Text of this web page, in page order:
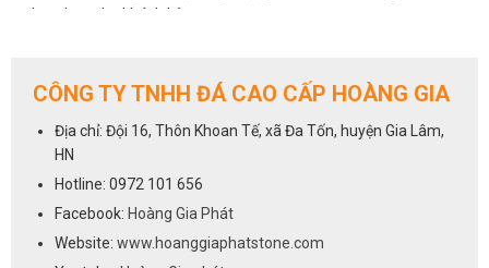
sự lựa chọn cho khách hàng.
giúp bạn sẽ dễ dàng vệ sinh và luôn mang lại sự sạch sẽ.
bếp. Chúng khắc phục được những hạn chế về mẫu mã, màu sắc lại
vừa mang đến vẻ sang trọng và độ bền cho sản phẩm.
Cách lựa chọn đá cho phòng bếp
tất cả các dòng đá sử dụng để ốp mặt bếp đều có thể dùng cho vị trí
CÔNG TY TNHH ĐÁ CAO CẤP HOÀNG GIA
Địa chỉ: Đội 16, Thôn Khoan Tế, xã Đa Tốn, huyện Gia Lâm,
HN
Hotline: 0972 101 656
Facebook: Hoàng Gia Phát
Website: www.hoanggiaphatstone.com